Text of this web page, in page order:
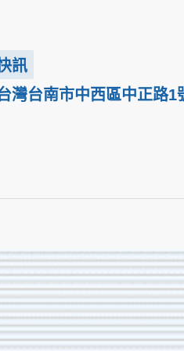
訊
灣台南市中西區中正路1